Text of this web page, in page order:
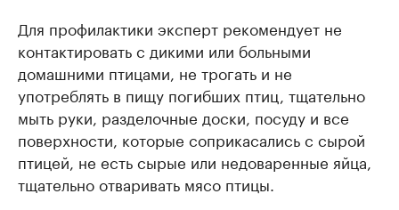
Для профилактики эксперт рекомендует не
контактировать с дикими или больными
домашними птицами, не трогать и не
употреблять в пищу погибших птиц, тщательно
мыть руки, разделочные доски, посуду и все
поверхности, которые соприкасались с сырой
птицей, не есть сырые или недоваренные яйца,
тщательно отваривать мясо птицы.